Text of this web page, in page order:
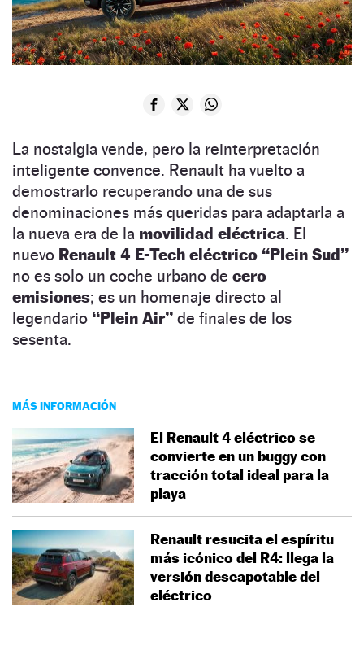
La nostalgia vende, pero la reinterpretación
inteligente convence. Renault ha vuelto a
demostrarlo recuperando una de sus
denominaciones más queridas para adaptarla a
la nueva era de la movilidad eléctrica. El
nuevo Renault 4 E-Tech eléctrico “Plein Sud”
no es solo un coche urbano de cero
emisiones; es un homenaje directo al
legendario “Plein Air” de finales de los
sesenta.
MÁS INFORMACIÓN
El Renault 4 eléctrico se
convierte en un buggy con
tracción total ideal para la
playa
Renault resucita el espíritu
más icónico del R4: llega la
versión descapotable del
eléctrico